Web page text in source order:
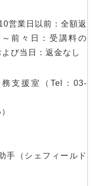
営業日以前：全額返
前々日：受講料の
び当日：返金なし
支援室（Tel：03-
手（シェフィールド